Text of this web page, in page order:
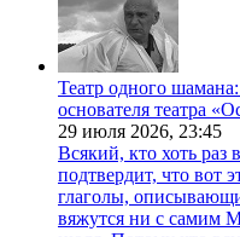
Театр одного
основателя театра
29 июля 2026, 23:45
Всякий, кто хоть
подтвердит, что вот
глаголы,
вяжутся ни с самим